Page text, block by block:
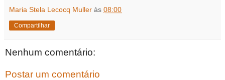
Maria Stela Lecocq Muller às 08:00
Compartilhar
Nenhum comentário:
Postar um comentário